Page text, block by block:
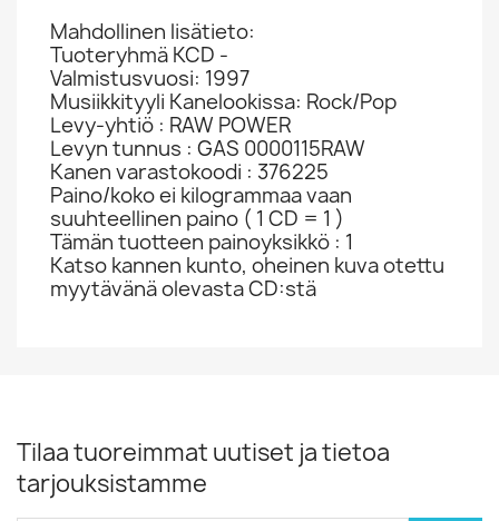
Mahdollinen lisätieto:
Tuoteryhmä KCD -
Valmistusvuosi: 1997
Musiikkityyli Kanelookissa: Rock/Pop
Levy-yhtiö : RAW POWER
Levyn tunnus : GAS 0000115RAW
Kanen varastokoodi : 376225
Paino/koko ei kilogrammaa vaan
suuhteellinen paino ( 1 CD = 1 )
Tämän tuotteen painoyksikkö : 1
Katso kannen kunto, oheinen kuva otettu
myytävänä olevasta CD:stä
Tilaa tuoreimmat uutiset ja tietoa
tarjouksistamme